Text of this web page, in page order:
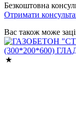
Безкоштовна
Отримати
Вас також може